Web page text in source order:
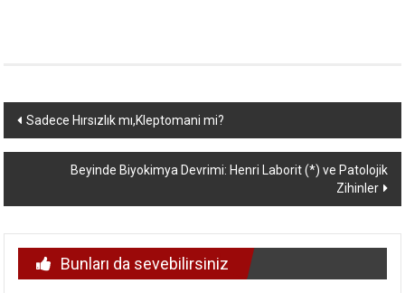
Yazı
dolaşımı
Sadece Hırsızlık mı,Kleptomani mi?
Beyinde Biyokimya Devrimi: Henri Laborit (*) ve Patolojik
Zihinler
Bunları da sevebilirsiniz